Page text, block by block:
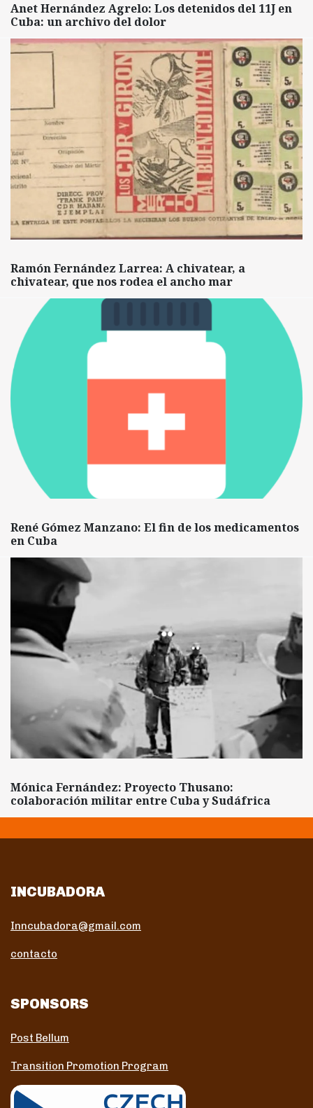
Anet Hernández Agrelo: Los detenidos del 11J en
Cuba: un archivo del dolor
Ramón Fernández Larrea: A chivatear, a
chivatear, que nos rodea el ancho mar
René Gómez Manzano: El fin de los medicamentos
en Cuba
Mónica Fernández: Proyecto Thusano:
colaboración militar entre Cuba y Sudáfrica
INCUBADORA
Inncubadora@gmail.com
contacto
SPONSORS
Post Bellum
Transition Promotion Program